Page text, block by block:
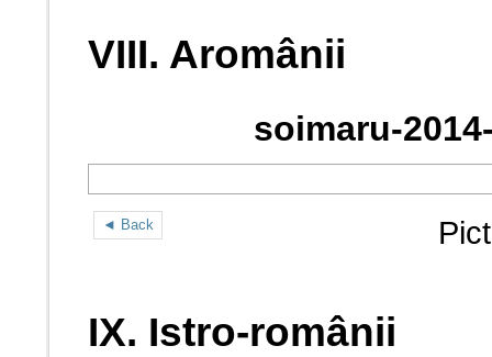
VIII. Aromânii
soimaru-
◄ Back
IX. Istro-românii